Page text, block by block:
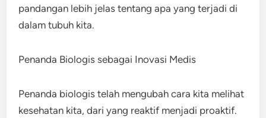
pandangan lebih jelas tentang apa yang terjadi di
dalam tubuh kita.
Penanda Biologis sebagai Inovasi Medis
Penanda biologis telah mengubah cara kita melihat
kesehatan kita, dari yang reaktif menjadi proaktif.